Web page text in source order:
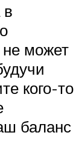
в
не может
кого-то
баланс